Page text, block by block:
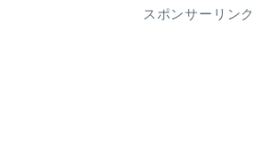
スポンサーリンク